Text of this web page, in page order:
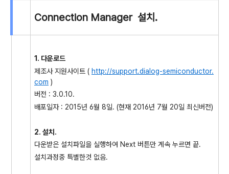
Connection Manager 설치.
1. 다운로드
제조사 지원사이트 ( http://support.dialog-semiconductor.
com )
버전 : 3.0.10.
배포일자 : 2015년 6월 8일. (현재 2016년 7월 20일 최신버전)
2. 설치.
다운받은 설치파일을 실행하여 Next 버튼만 계속 누르면 끝.
설치과정중 특별한것 없음.